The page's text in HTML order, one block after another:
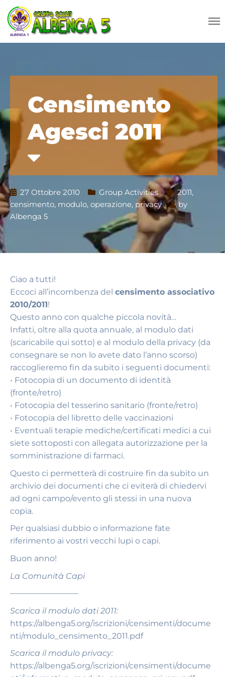
Censimento
Agesci 2011
27 Ottobre 2010 Group Activities 2011,
censimento, modulo, operazione, privacy
by
Albenga 5
Ciao a tutti!
Eccoci all’incombenza del censimento associativo
2010/2011!
Questo anno con qualche piccola novità…
Infatti, oltre alla quota annuale, al modulo dati
(scaricabile qui sotto) e al modulo della privacy (da
consegnare se non lo avete dato l’anno scorso)
raccoglieremo fin da subito i seguenti documenti:
• Fotocopia di un documento di identità
(fronte/retro)
• Fotocopia del tesserino sanitario (fronte/retro)
• Fotocopia del libretto delle vaccinazioni
• Eventuali terapie mediche/certificati medici a cui
siete sottoposti con allegata autorizzazione per la
somministrazione di farmaci.
Questo ci permetterà di costruire fin da subito un
archivio dei documenti che ci eviterà di chiedervi
ad ogni campo/evento gli stessi in una nuova
copia.
Per qualsiasi dubbio o informazione fate
riferimento ai vostri vecchi lupi o capi.
Buon anno!
La Comunità Capi
————————–
Scarica il modulo dati 2011:
https://albenga5.org/iscrizioni/censimenti/docume
nti/modulo_censimento_2011.pdf
Scarica il modulo privacy:
https://albenga5.org/iscrizioni/censimenti/docume